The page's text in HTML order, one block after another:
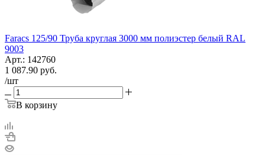
Faracs 125/90 Труба круглая 3000 мм полиэстер белый RAL
9003
Арт.: 142760
1 087.90 руб.
/шт
В корзину